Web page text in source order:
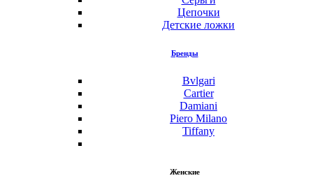
Цепочки
Детские ложки
Бренды
Bvlgari
Cartier
Damiani
Piero Milano
Tiffany
Женские